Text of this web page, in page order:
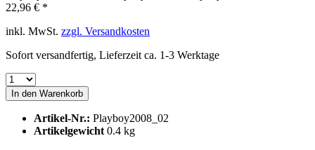
22,96 € *
inkl. MwSt. zzgl. Versandkosten
Sofort versandfertig, Lieferzeit ca. 1-3 Werktage
In den Warenkorb
Artikel-Nr.: Playboy2008_02
Artikelgewicht 0.4 kg